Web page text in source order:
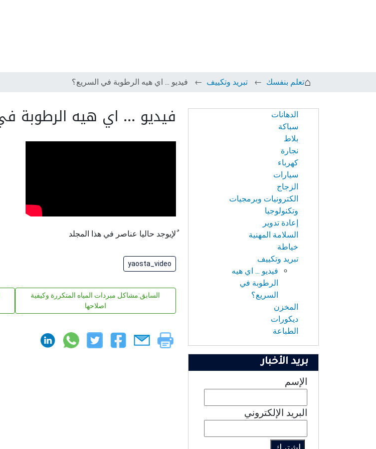
تعلم بنفسك تبريد وتكييف فيديو ... اي هيه الرطوبة في السريع؟
فيديو ... اي هيه الرطوبة
ٌﻹيوجد حاليا عناصر في هذا المجلد
yaosta_video
السابق:مشاكل مبردات المياه المتكررة وكيفية
اصلاحها
الابحار
النت
الدهانات
سباكة
بلاط
نجارة
كهرباء
سيارات
الزجاج
الكترونيات وبرمجيات
وتكنولوجيا
إعادة تدوير
السلامة المهنية
خياطة
تبريد وتكييف
فيديو ... اي هيه
الرطوبة في
السريع؟
المخزن
ديكورات
الطباعة
بريد الأخبار
الإسم
البريد الإلكتروني